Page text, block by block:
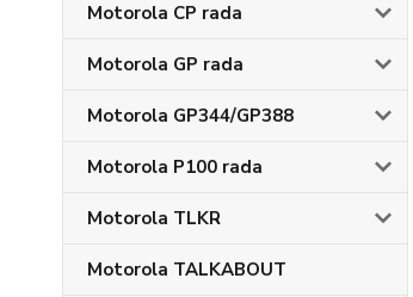
Motorola CP rada
Motorola GP rada
Motorola GP344/GP388
Motorola P100 rada
Motorola TLKR
Motorola TALKABOUT